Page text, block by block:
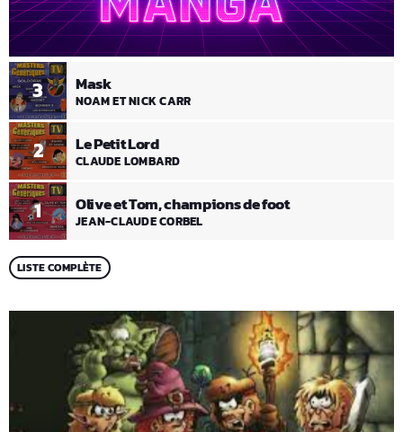
1 Olive et Tom, champions de foot
JEAN-CLAUDE CORBEL
2 Le Petit Lord
CLAUDE LOMBARD
3 Mask
NOAM ET NICK CARR
LISTE COMPLÈTE